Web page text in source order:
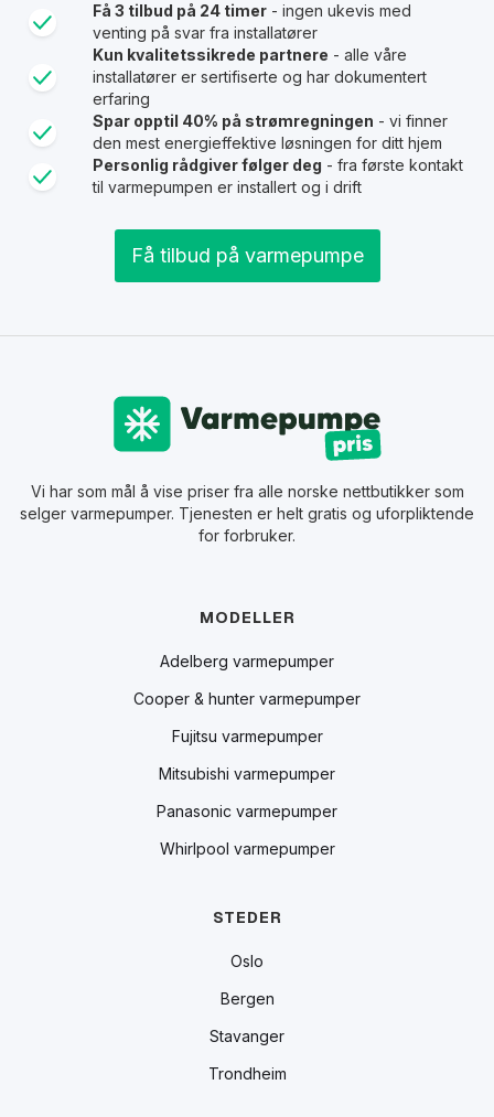
Få 3 tilbud på 24 timer - ingen ukevis med
venting på svar fra installatører
Kun kvalitetssikrede partnere - alle våre
installatører er sertifiserte og har dokumentert
erfaring
Spar opptil 40% på strømregningen - vi finner
den mest energieffektive løsningen for ditt hjem
Personlig rådgiver følger deg - fra første kontakt
til varmepumpen er installert og i drift
Få tilbud på varmepumpe
Vi har som mål å vise priser fra alle norske nettbutikker som
selger varmepumper. Tjenesten er helt gratis og uforpliktende
for forbruker.
MODELLER
Adelberg varmepumper
Cooper & hunter varmepumper
Fujitsu varmepumper
Mitsubishi varmepumper
Panasonic varmepumper
Whirlpool varmepumper
STEDER
Oslo
Bergen
Stavanger
Trondheim